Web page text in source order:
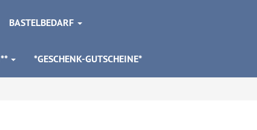
BASTELBEDARF
*GESCHENK-GUTSCHEINE*